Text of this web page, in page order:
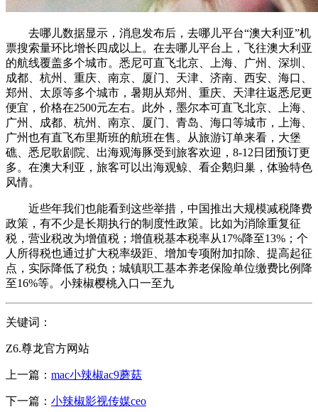
去哪儿数据显示，消息发布后，去哪儿平台“澳大利亚”机
票搜索量环比增长四成以上。在去哪儿平台上，飞往澳大利亚
的航线覆盖多个城市。悉尼可直飞北京、上海、广州、深圳、
成都、杭州、重庆、南京、厦门、天津、济南、西安、海口、
郑州、太原等多个城市，暑期从郑州、重庆、天津往返悉尼更
便宜，价格在2500元左右。此外，墨尔本可直飞北京、上海、
广州、成都、杭州、南京、厦门、青岛、海口等城市，上海、
广州也有直飞布里斯班的航班在售。从旅游订单来看，大堡
礁、悉尼歌剧院、出海观海豚受到旅客欢迎，8-12日团预订更
多。在澳大利亚，旅客可以出海观鲸、看企鹅归巢，体验特色
风情。
近些年我们也能看到这些举措，中国推出大规模减税降费
政策，有不少是长期执行的制度性政策。比如为消除重复征
税，营业税改为增值税；增值税基本税率从17%降至13%；个
人所得税也通过扩大税率级距、增加专项附加扣除、提高起征
点，实际降低了税负；城镇职工基本养老保险单位缴费比例降
至16%等。小辣椒樱桃入口一至九
关键词：
Z6.尊龙官方网站
上一篇： mac小辣椒ac9蘑菇
下一篇： 小辣椒影视传媒ceo